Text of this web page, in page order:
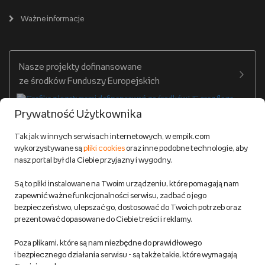
Zakupy hurtowe
Ważne informacje
Cennik dostawy
Zwroty
Reklamacje
Regulamin empik.com
Pozostałe Regulaminy Empiku
Polityka prywatności empik.com
Do 100 zł na pierwsze zakupy w aplikacji. Pobierz i
korzystaj z kodów zniżkowych.Dowiedz się więcej
Nasze projekty dofinansowane
ze środków Funduszy Europejskich
Prywatność Użytkownika
Tak jak w innych serwisach internetowych, w empik.com
wykorzystywane sąpliki cookiesoraz inne podobne technologie, aby
nasz portal był dla Ciebie przyjazny i wygodny.
Są to pliki instalowane na Twoim urządzeniu, które pomagają nam
zapewnić ważne funkcjonalności serwisu, zadbać o jego
bezpieczeństwo, ulepszać go, dostosować do Twoich potrzeb oraz
prezentować dopasowane do Ciebie treści i reklamy.
Poza plikami, które są nam niezbędne do prawidłowego
i bezpiecznego działania serwisu - są także takie, które wymagają